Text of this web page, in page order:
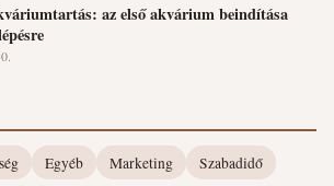
az első akvárium beindítása
Egyéb Marketing Szabadidő